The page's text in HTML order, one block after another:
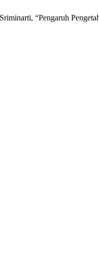
“Pengaruh